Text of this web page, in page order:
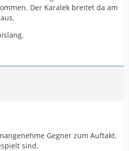
Der Karalek breitet da am
Gegner zum Auftakt.
sind.